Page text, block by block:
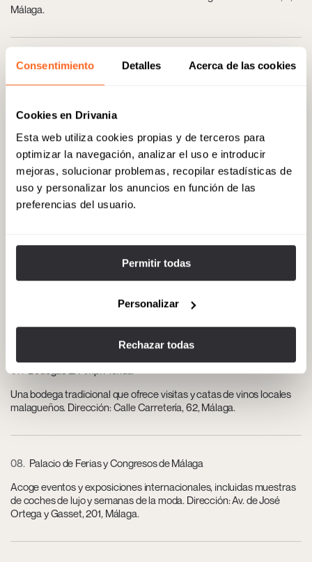
Consentimiento Detalles Acerca de las cookies
Cookies en Drivania
Esta web utiliza cookies propias y de terceros para
optimizar la navegación, analizar el uso e introducir
mejoras, solucionar problemas, recopilar estadísticas de
uso y personalizar los anuncios en función de las
preferencias del usuario.
Permitir todas
Personalizar
Rechazar todas
Málaga.
04 Museo del Automóvil y de la Moda
Presenta una colección única de coches de época junto con
Prat, 15, Málaga.
05 El Balneario – Baños del Carmen
Disfrute de una cena de lujo junto al mar en este histórico
restaurante frente a la playa. Dirección: Calle Bolivia, 26, Málaga.
bar en la azotea con vistas a la calle principal de la ciudad.
Una bodega tradicional que ofrece visitas y catas de vinos locales
malagueños. Dirección: Calle Carretería, 62, Málaga.
08 Palacio de Ferias y Congresos de Málaga
Acoge eventos y exposiciones internacionales, incluidas muestras
de coches de lujo y semanas de la moda. Dirección: Av. de José
Ortega y Gasset, 201, Málaga.